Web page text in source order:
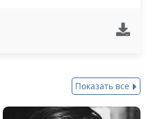
Показать все